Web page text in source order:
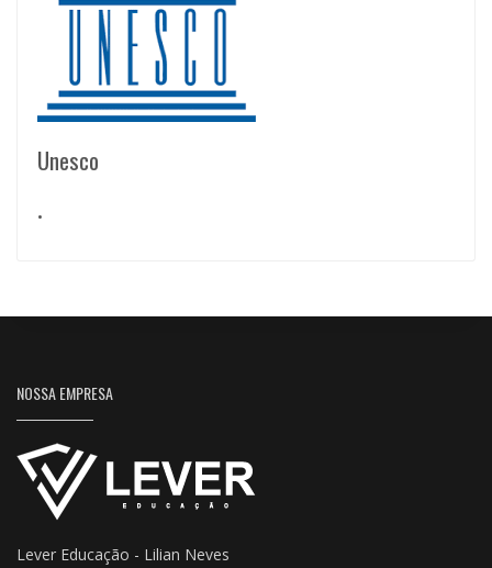
Unesco
•
NOSSA EMPRESA
Lever Educação - Lilian Neves